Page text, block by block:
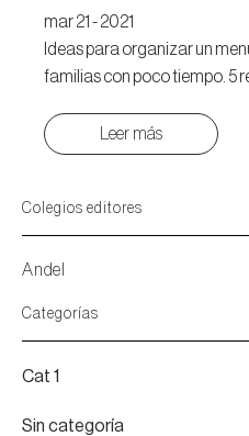
Colegios editores
Andel
Categorías
Cat 1
Sin categoría
mar 21 - 2021
Ideas para organizar un
familias con poco tiempo. 5
Leer más